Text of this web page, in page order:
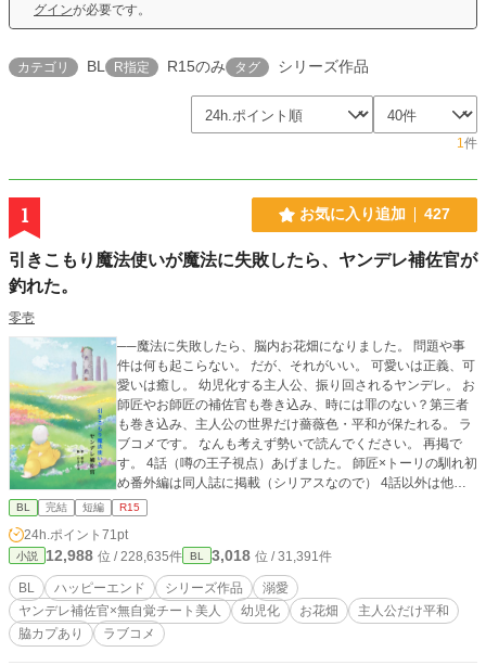
グインが必要です。
カテゴリ BL R指定 R15のみ タグ シリーズ作品
1件
1 お気に入り追加 427
引きこもり魔法使いが魔法に失敗したら、ヤンデレ補佐官が
釣れた。
零壱
──魔法に失敗したら、脳内お花畑になりました。 問題や事
件は何も起こらない。 だが、それがいい。 可愛いは正義、可
愛いは癒し。 幼児化する主人公、振り回されるヤンデレ。 お
師匠やお師匠の補佐官も巻き込み、時には罪のない？第三者
も巻き込み、主人公の世界だけ薔薇色・平和が保たれる。 ラ
ブコメです。 なんも考えず勢いで読んでください。 再掲で
す。 4話（噂の王子視点）あげました。 師匠×トーリの馴れ初
め番外編は同人誌に掲載（シリアスなので） 4話以外は他サ
イトにも再掲しています。
BL 完結 短編 R15
24h.ポイント 71pt
小説 12,988 位 / 228,635件 BL 3,018 位 / 31,391件
BL ハッピーエンド シリーズ作品
溺愛
ヤンデレ補佐官×無自覚チート美人
幼児化 お花畑
主人公だけ平和
脇カプあり
ラブコメ